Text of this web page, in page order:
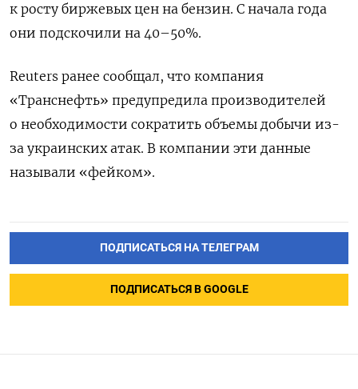
к росту биржевых цен на бензин. С начала года
они подскочили на 40–50%.
Reuters ранее сообщал, что компания
«Транснефть» предупредила производителей
о необходимости сократить объемы добычи из-
за украинских атак. В компании эти данные
называли «фейком».
ПОДПИСАТЬСЯ НА ТЕЛЕГРАМ
ПОДПИСАТЬСЯ В GOOGLE